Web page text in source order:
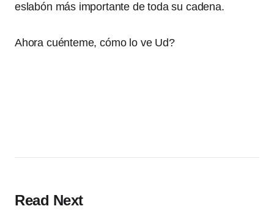
eslabón más importante de toda su cadena.
Ahora cuénteme, cómo lo ve Ud?
Read Next